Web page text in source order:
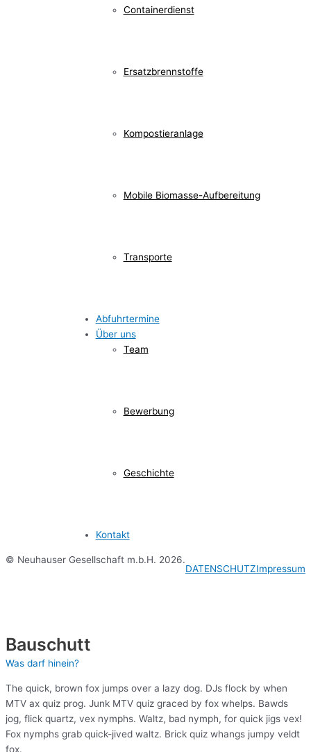
Containerdienst
Ersatzbrennstoffe
Kompostieranlage
Mobile Biomasse-Aufbereitung
Transporte
Abfuhrtermine
Über uns
Team
Bewerbung
Geschichte
Kontakt
© Neuhauser Gesellschaft m.b.H. 2026.
DATENSCHUTZImpressum
Bauschutt
Was darf hinein?
The quick, brown fox jumps over a lazy dog. DJs flock by when
MTV ax quiz prog. Junk MTV quiz graced by fox whelps. Bawds
jog, flick quartz, vex nymphs. Waltz, bad nymph, for quick jigs vex!
Fox nymphs grab quick-jived waltz. Brick quiz whangs jumpy veldt
fox.